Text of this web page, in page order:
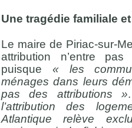
Une tragédie familiale
Le maire de Piriac-sur-
attribution n’entre
puisque « les
ménages dans leurs
pas des attributions »
l’attribution des
Atlantique relève